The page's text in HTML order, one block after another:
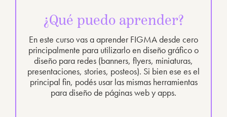
¿Qué puedo aprender?
En este curso vas a aprender FIGMA desde cero
principalmente para utilizarlo en diseño gráfico o
diseño para redes (banners, flyers, miniaturas,
presentaciones, stories, posteos). Si bien ese es el
principal fin, podés usar las mismas herramientas
para diseño de páginas web y apps.